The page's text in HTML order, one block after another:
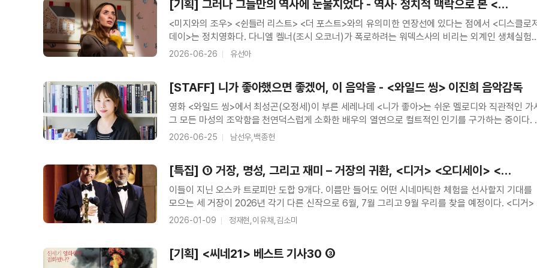
[기획] 그러나 그들만의 역사에 눈물지었다 - 역사· 정치적 맥락으로 본 <
디스클로저 데이>
<미지와의 조우> <쉰들러 리스트> <더 포스트>와의 유의미한 연장선에 있다는 점에서 <디스클로
데이>는 정치영화다. 다니엘 켈너(조시 오코너)가 폭로하려는 워덱스사의 비리는 외계인 생체실험
고문을 촬영한 영상이다. 외계인이 등장하는 영상의 진위는 몇초 만에 지나가는 대사 외에는 조작
2026-06-26 유선아
[STAFF] 니가 좋아했으면 좋겠어, 이 음악을 - <와일드 씽> 이진희 음악감독
영화 <와일드 씽>에서 최성곤(오정세)이 부른 세레나데 <니가 좋아>는 쉬운 멜로디와 직관적인 가
그 모든 마성의 조악함을 천연덕스럽게 소화한 배우의 열연으로 컬트적인 인기를 구가하는 중이다.
들어봤을 수는 있어도 한번만 들을 수는 없는 이 노래의 작사, 작곡은 이진희 음악감독이 했다. 그가
2026-06-25 남선우,백종헌
[특집] ➀ 거장, 명성, 그리고 재미 – 거장의 귀환, <디거> <오디세이> <
디스클로저 데이>
이들이 지닌 오스카 트로피만 도합 9개다. 이름만 들어도 어떤 시네마틱한 체험을 선사할지 기대를
모으는 세 거장이 2026년 각기 다른 신작으로 6월, 7월 그리고 9월 우리를 찾을 예정이다. <디거> <
씨네21>은 1530호 특집기사로 워너브러더스의 2025년을 다루었고, 워너브러더스의 공동 의장 겸
2026-01-09 정재현,이유채,김소미
[기획] <씨네21> 베스트 기사30 ➂